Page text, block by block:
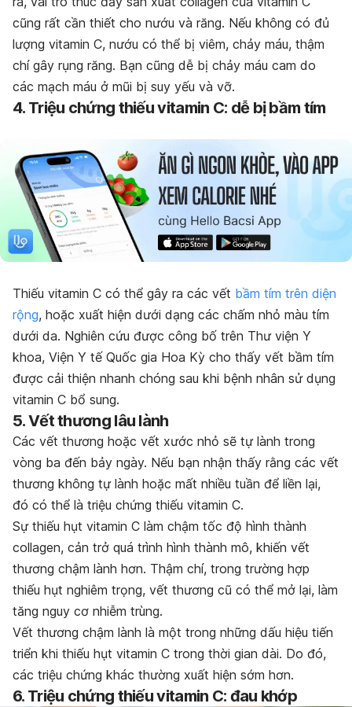
cũng rất cần thiết cho nướu và răng. Nếu không có đủ
lượng vitamin C, nướu có thể bị viêm, chảy máu, thậm
chí gây rụng răng. Bạn cũng dễ bị chảy máu cam do
các mạch máu ở mũi bị suy yếu và vỡ.
4. Triệu chứng thiếu vitamin C: dễ bị bầm tím
Thiếu vitamin C có thể gây ra các vết bầm tím trên diện
rộng, hoặc xuất hiện dưới dạng các chấm nhỏ màu tím
dưới da. Nghiên cứu được công bố trên Thư viện Y
khoa, Viện Y tế Quốc gia Hoa Kỳ cho thấy vết bầm tím
được cải thiện nhanh chóng sau khi bệnh nhân sử dụng
vitamin C bổ sung.
5. Vết thương lâu lành
Các vết thương hoặc vết xước nhỏ sẽ tự lành trong
vòng ba đến bảy ngày. Nếu bạn nhận thấy rằng các vết
thương không tự lành hoặc mất nhiều tuần để liền lại,
đó có thể là triệu chứng thiếu vitamin C.
Sự thiếu hụt vitamin C làm chậm tốc độ hình thành
collagen, cản trở quá trình hình thành mô, khiến vết
thương chậm lành hơn. Thậm chí, trong trường hợp
thiếu hụt nghiêm trọng, vết thương cũ có thể mở lại, làm
tăng nguy cơ nhiễm trùng.
Vết thương chậm lành là một trong những dấu hiệu tiến
triển khi thiếu hụt vitamin C trong thời gian dài. Do đó,
các triệu chứng khác thường xuất hiện sớm hơn.
6. Triệu chứng thiếu vitamin C: đau khớp